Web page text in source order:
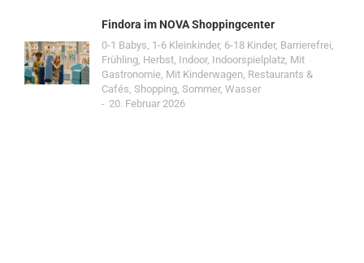
Findora im NOVA Shoppingcenter
0-1 Babys, 1-6 Kleinkinder, 6-18 Kinder, Barrierefrei,
Frühling, Herbst, Indoor, Indoorspielplatz, Mit
Gastronomie, Mit Kinderwagen, Restaurants &
Cafés, Shopping, Sommer, Wasser
20. Februar 2026